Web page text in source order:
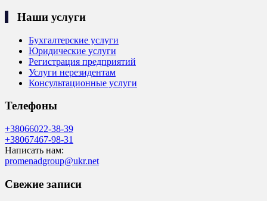
Наши услуги
Бухгалтерские услуги
Юридические услуги
Регистрация предприятий
Услуги нерезидентам
Консультационные услуги
Телефоны
+38066022-38-39
+38067467-98-31
Написать нам:
promenadgroup@ukr.net
Свежие записи